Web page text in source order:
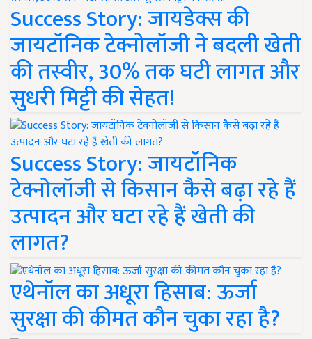
Success Story: जायडेक्स की
जायटॉनिक टेक्नोलॉजी ने बदली खेती
की तस्वीर, 30% तक घटी लागत और
सुधरी मिट्टी की सेहत!
Success Story: जायटॉनिक
टेक्नोलॉजी से किसान कैसे बढ़ा रहे हैं
उत्पादन और घटा रहे हैं खेती की
लागत?
एथेनॉल का अधूरा हिसाब: ऊर्जा
सुरक्षा की कीमत कौन चुका रहा है?